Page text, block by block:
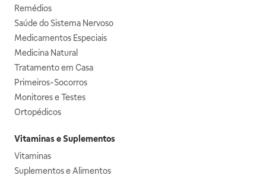
Remédios
Saúde do Sistema Nervoso
Medicamentos Especiais
Medicina Natural
Tratamento em Casa
Primeiros-Socorros
Monitores e Testes
Ortopédicos
Vitaminas e Suplementos
Vitaminas
Suplementos e Alimentos